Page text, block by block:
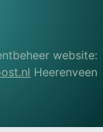
website:
Heerenveen